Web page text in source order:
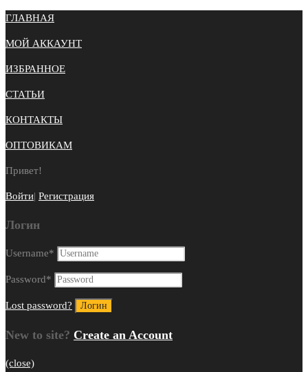
ГЛАВНАЯ
МОЙ АККАУНТ
ИЗБРАННОЕ
СТАТЬИ
КОНТАКТЫ
ОПТОВИКАМ
Привет!
Войти| Регистрация
Логин
Username*
Password*
Lost password?
New to site? Create an Account
(close)